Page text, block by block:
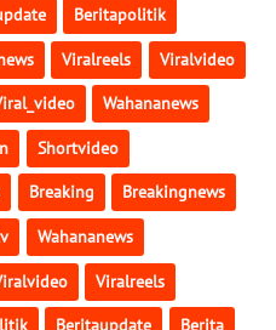
Beritapolitik
Viralreels Viralvideo
Wahananews
Shortvideo
Breaking Breakingnews
Wahananews
Viralreels
Beritaupdate Berita